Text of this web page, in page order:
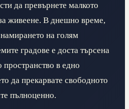
да превърнете малкото
живеене. В днешно време,
на голям
градове е доста търсена
пространство в едно
да прекарвате свободното
пълноценно.